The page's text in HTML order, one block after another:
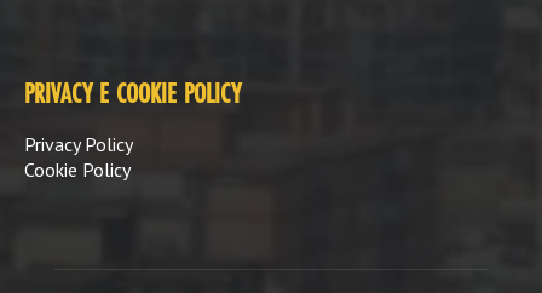
PRIVACY E COOKIE POLICY
Privacy Policy
Cookie Policy